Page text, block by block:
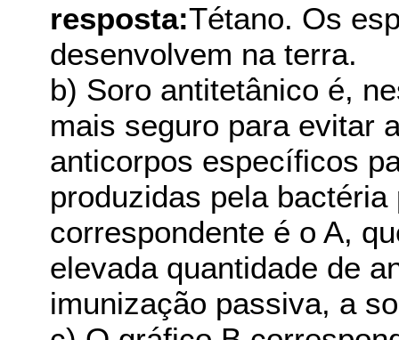
resposta:Tétano. Os
desenvolvem na terra.
b) Soro antitetânico é,
mais seguro para evitar
anticorpos específicos
produzidas pela
correspondente é o A,
elevada quantidade de
imunização passiva, a